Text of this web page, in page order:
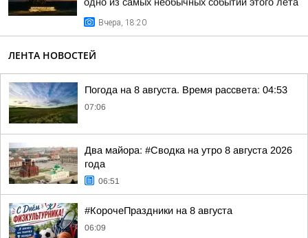
Вчера, 18:20
ЛЕНТА НОВОСТЕЙ
Погода на 8 августа. Время рассвета: 04:53
07:06
Два майора: #Сводка на утро 8 августа 2026
года
06:51
#КорочеПраздники на 8 августа
06:09